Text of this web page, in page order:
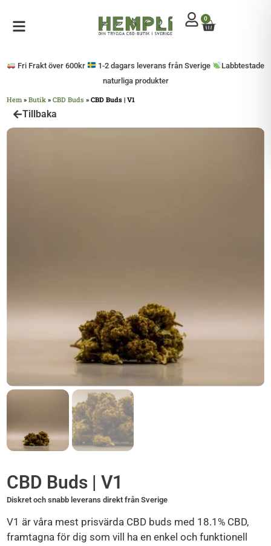
Öppna sidomeny Mitt konto
0
Fri Frakt över 600kr 1-2 dagars leverans från Sverige
Labbtestade
naturliga produkter
Hem»Butik »CBD Buds »CBD Buds | V1
Tillbaka
CBD Buds | V1
Diskret och snabb leverans direkt från Sverige
V1 är våra mest prisvärda CBD buds med 18.1% CBD,
framtagna för dig som vill ha en enkel och funktionell